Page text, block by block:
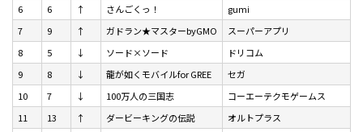
6
6 ↑ さんごくっ！
gumi
7
9 ↑ ガドラン★マスターbyGMO
スーパーアプリ
8
5 ↓ ソード×ソード
ドリコム
9
8 ↓ 龍が如くモバイルfor GREE
セガ
10
7 ↓ 100万人の三国志
コーエーテクモゲームス
11
13 ↑ ダービーキングの伝説 オルトプラス